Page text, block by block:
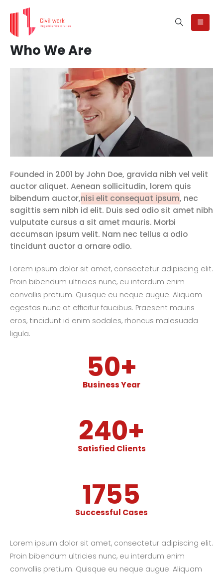
Who We Are
Founded in 2001 by John Doe, gravida nibh vel velit
auctor aliquet. Aenean sollicitudin, lorem quis
bibendum auctor,nisi elit consequat ipsum, nec
sagittis sem nibh id elit. Duis sed odio sit amet nibh
vulputate cursus a sit amet mauris. Morbi
accumsan ipsum velit. Nam nec tellus a odio
tincidunt auctor a ornare odio.
Lorem ipsum dolor sit amet, consectetur adipiscing elit.
Proin bibendum ultricies nunc, eu interdum enim
convallis pretium. Quisque eu neque augue. Aliquam
egestas nunc at efficitur faucibus. Praesent mauris
eros, tincidunt id enim sodales, rhoncus malesuada
ligula.
50+
Business Year
240+
Satisfied Clients
1989
Successful Cases
Lorem ipsum dolor sit amet, consectetur adipiscing elit.
Proin bibendum ultricies nunc, eu interdum enim
convallis pretium. Quisque eu neque augue. Aliquam